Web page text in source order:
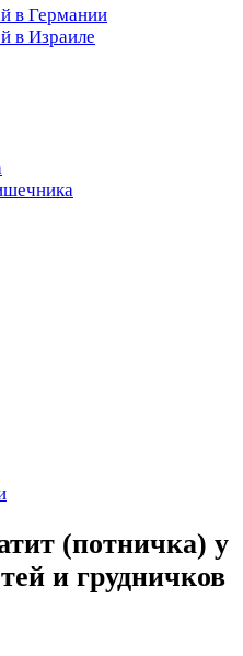
в Германии
в Израиле
(потничка) у
и грудничков